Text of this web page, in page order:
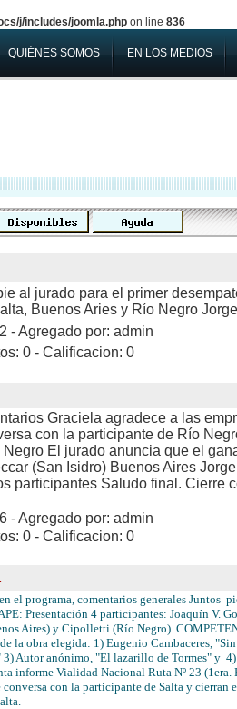
j/includes/joomla.php on line 836
QUIÉNES SOMOS EN LOS MEDIOS
al jurado para el primer
Buenos Aries y Río Negro
- Agregado por: admin
0 - Calificacion: 0
Graciela agradece a las
con la participante de Río
El jurado anuncia que el
(San Isidro) Buenos Aires
participantes Saludo final. Cierre
- Agregado por: admin
0 - Calificacion: 0
el programa, comentarios generales Juntos
Presentación 4 participantes: Joaquín V.
Aires) y Cipolletti (Río Negro).
la obra elegida: 1) Eugenio Cambaceres,
Autor anónimo, "El lazarillo de Tormes" y
informe Vialidad Nacional Ruta Nº 23
con la participante de Salta y cierran